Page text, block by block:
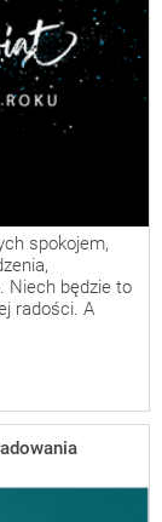
spokojem,
Niech będzie to
radości. A